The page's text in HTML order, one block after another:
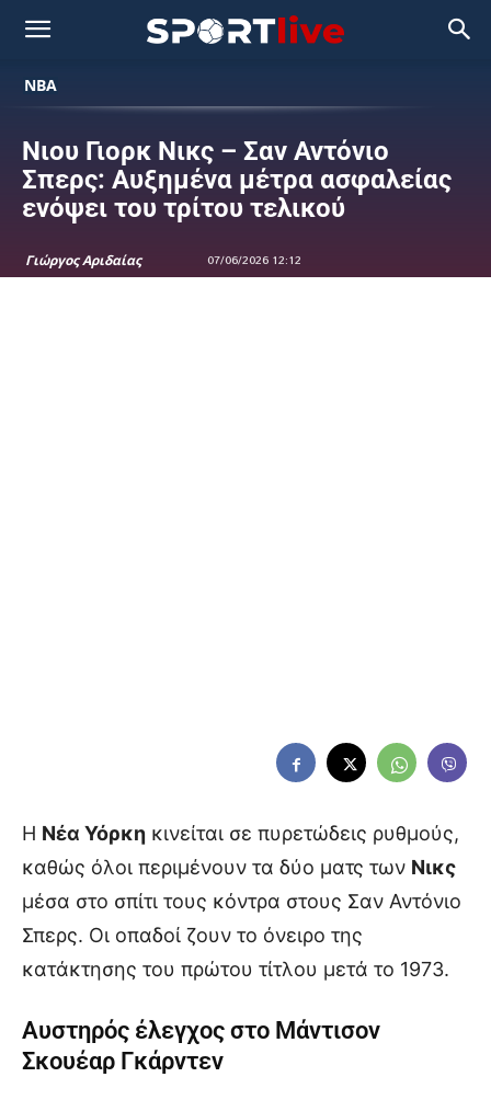
NBA
Νιου Γιορκ Νικς – Σαν Αντόνιο
Σπερς: Αυξημένα μέτρα ασφαλείας
ενόψει του τρίτου τελικού
Γιώργος Αριδαίας 07/06/2026 12:12
Η Νέα Υόρκη κινείται σε πυρετώδεις ρυθμούς,
καθώς όλοι περιμένουν τα δύο ματς των Νικς
μέσα στο σπίτι τους κόντρα στους Σαν Αντόνιο
Σπερς. Οι οπαδοί ζουν το όνειρο της
κατάκτησης του πρώτου τίτλου μετά το 1973.
Αυστηρός έλεγχος στο Μάντισον
Σκουέαρ Γκάρντεν